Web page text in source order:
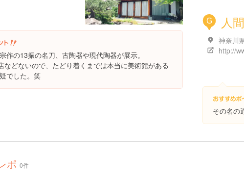
作の13振の名刀、古陶器や現代陶器が展示。
などないので、たどり着くまでは本当に美術館がある
でした。笑
G 人
http://
その名の
ポ 0件